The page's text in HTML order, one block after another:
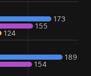
173
155
124
189
154